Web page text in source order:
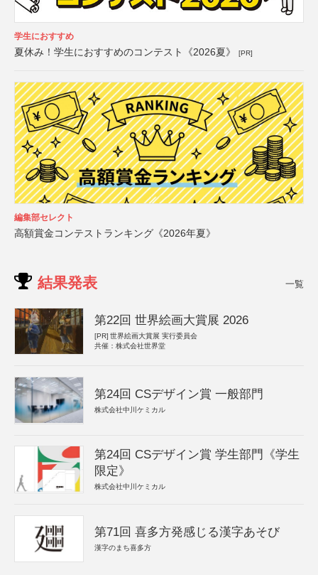
学生におすすめ
夏休み！学生におすすめのコンテスト《2026夏》 [PR]
編集部セレクト
高額賞金コンテストランキング《2026年夏》
結果発表 一覧
第22回 世界絵画大賞展 2026
[PR] 世界絵画大賞展 実行委員会
共催：株式会社世界堂
第24回 CSデザイン賞 一般部門
株式会社中川ケミカル
第24回 CSデザイン賞 学生部門《学生
限定》
株式会社中川ケミカル
第71回 喜多方発感じる漢字あそび
漢字のまち喜多方